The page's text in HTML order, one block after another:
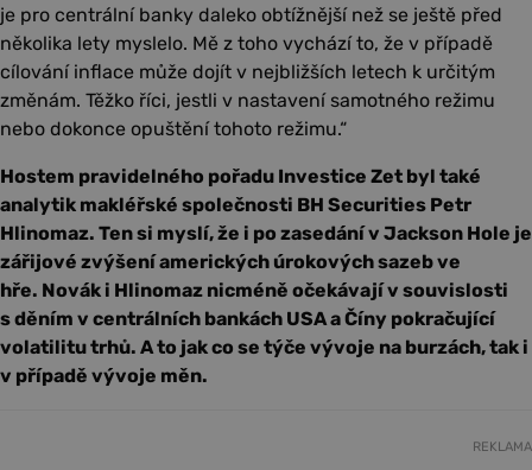
je pro centrální banky daleko obtížnější než se ještě před
několika lety myslelo. Mě z toho vychází to, že v případě
cílování inflace může dojít v nejbližších letech k určitým
změnám. Těžko říci, jestli v nastavení samotného režimu
nebo dokonce opuštění tohoto režimu.“
Hostem pravidelného pořadu Investice Zet byl také
analytik makléřské společnosti BH Securities Petr
Hlinomaz. Ten si myslí, že i po zasedání v Jackson Hole je
zářijové zvýšení amerických úrokových sazeb ve
hře. Novák i Hlinomaz nicméně očekávají v souvislosti
s děním v centrálních bankách USA a Číny pokračující
volatilitu trhů. A to jak co se týče vývoje na burzách, tak i
v případě vývoje měn.
REKLAMA